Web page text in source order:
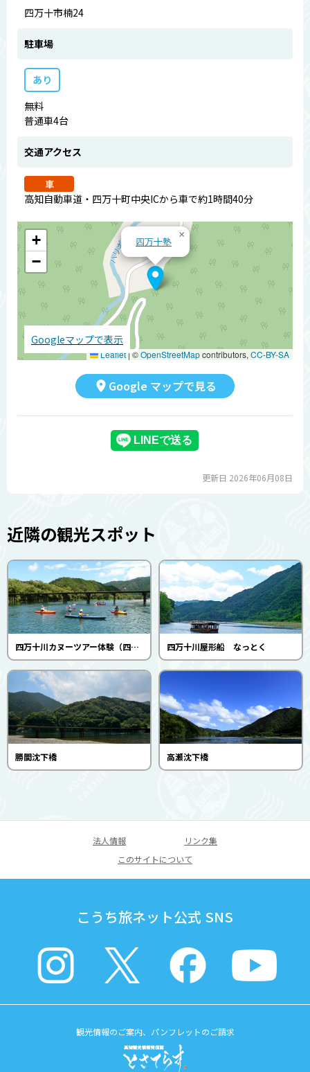
四万十市楠24
駐車場
あり
無料
普通車4台
交通アクセス
車
高知自動車道・四万十町中央ICから車で約1時間40分
四万十塾
×
+
−
Leaflet |©OpenStreetMapcontributors, CC-BY-SA
Googleマップで表示
Google マップで見る
更新日 2026年06月08日
近隣の観光スポット
四万十川カヌーツアー体験（四万十カヌーとキャンプの里かわらっこ） 四万十川屋形船 なっとく
勝間沈下橋 高瀬沈下橋
法人情報
リンク集
このサイトについて
こうち旅ネット公式 SNS
観光情報のご案内、パンフレットのご請求